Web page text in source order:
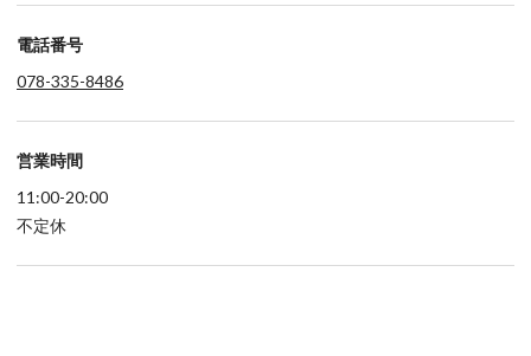
電話番号
078-335-8486
営業時間
11:00-20:00
不定休